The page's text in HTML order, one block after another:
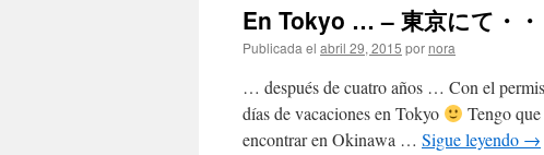
En Tokyo … – 東京にて・・
Publicada el abril 29, 2015 por nora
… después de cuatro años … Con el
días de vacaciones en Tokyo
Tengo
encontrar en Okinawa … Sigue leyendo →